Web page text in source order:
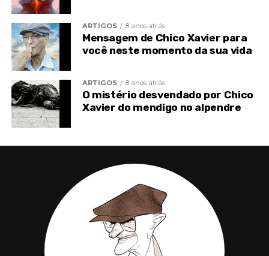
ARTIGOS 8 anos atrás
Mensagem de Chico Xavier para
você neste momento da sua vida
ARTIGOS 8 anos atrás
O mistério desvendado por Chico
Xavier do mendigo no alpendre